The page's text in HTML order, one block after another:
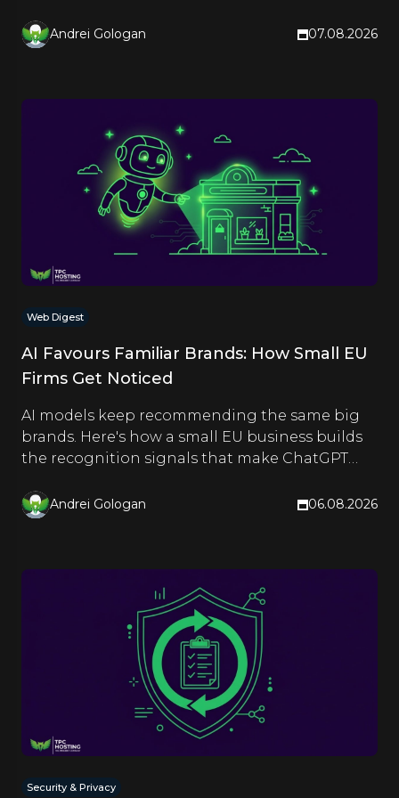
Andrei Gologan 07.08.2026
Web Digest
AI Favours Familiar Brands: How Small EU
Firms Get Noticed
AI models keep recommending the same big
brands. Here's how a small EU business builds
the recognition signals that make ChatGPT
Andrei Gologan 06.08.2026
Security & Privacy